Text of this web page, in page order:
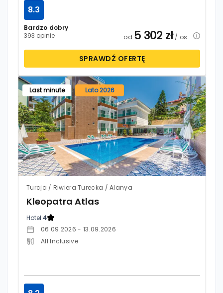
Bardzo dobry
393 opinie
8.3
od 5 302 zł/ os.
SPRAWDŹ OFERTĘ
Last minute Lato 2026
Turcja / Riwiera Turecka / Alanya
Kleopatra Atlas
Hotel:4
06.09.2026 - 13.09.2026
All Inclusive